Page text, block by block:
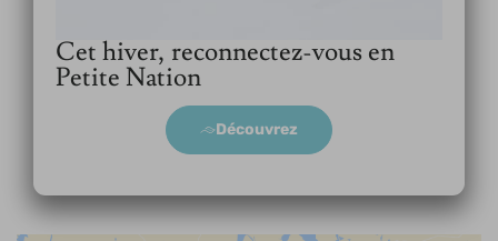
Cet hiver, reconnectez-vous en
Petite Nation
Découvrez